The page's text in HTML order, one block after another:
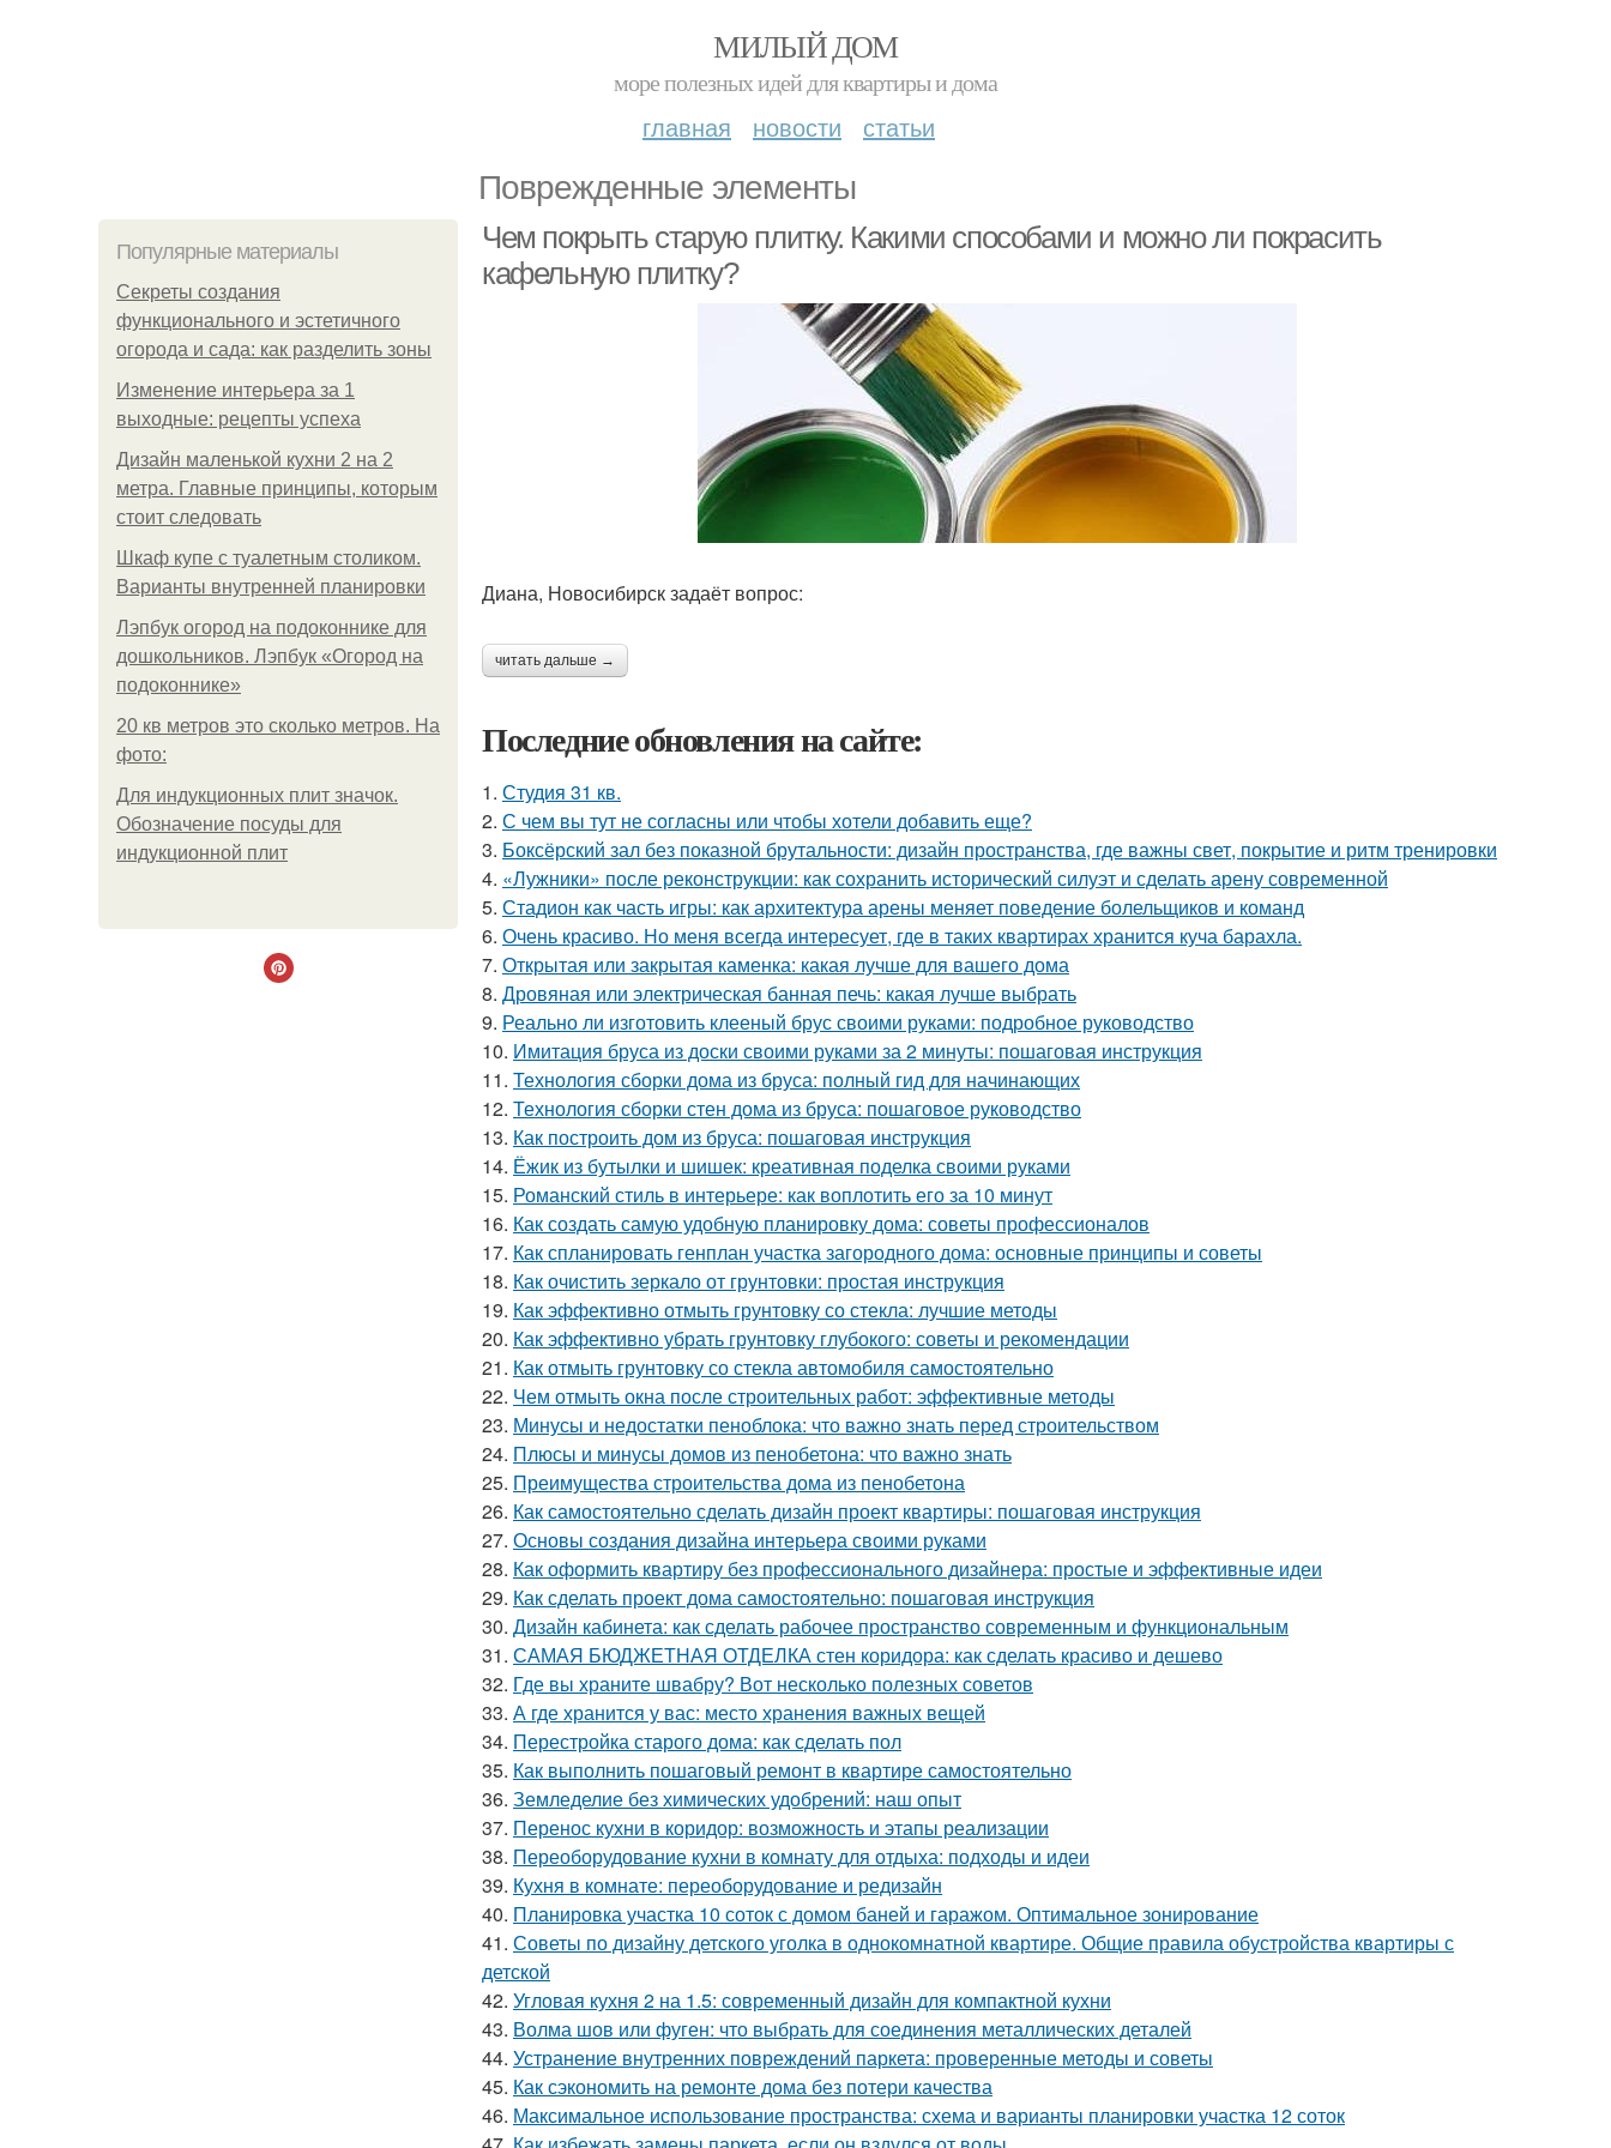
МИЛЫЙ ДОМ
море полезных идей для квартиры и дома
главная новости статьи
Поврежденные элементы
Популярные материалы
Секреты создания
функционального и эстетичного
огорода и сада: как разделить зоны
Изменение интерьера за 1
выходные: рецепты успеха
Дизайн маленькой кухни 2 на 2
метра. Главные принципы, которым
стоит следовать
Шкаф купе с туалетным столиком.
Варианты внутренней планировки
Лэпбук огород на подоконнике для
дошкольников. Лэпбук «Огород на
подоконнике»
20 кв метров это сколько метров. На
фото:
Для индукционных плит значок.
Обозначение посуды для
индукционной плит
Чем покрыть старую плитку. Какими способами и можно ли покрасить
кафельную плитку?
Диана, Новосибирск задаёт вопрос:
читать дальше →
Последние обновления на сайте:
1. Студия 31 кв.
2. С чем вы тут не согласны или чтобы хотели добавить еще?
3. Боксёрский зал без показной брутальности: дизайн пространства, где важны свет, покрытие и ритм тренировки
4. «Лужники» после реконструкции: как сохранить исторический силуэт и сделать арену современной
5. Стадион как часть игры: как архитектура арены меняет поведение болельщиков и команд
6. Очень красиво. Но меня всегда интересует, где в таких квартирах хранится куча барахла.
7. Открытая или закрытая каменка: какая лучше для вашего дома
8. Дровяная или электрическая банная печь: какая лучше выбрать
9. Реально ли изготовить клееный брус своими руками: подробное руководство
10. Имитация бруса из доски своими руками за 2 минуты: пошаговая инструкция
11. Технология сборки дома из бруса: полный гид для начинающих
12. Технология сборки стен дома из бруса: пошаговое руководство
13. Как построить дом из бруса: пошаговая инструкция
14. Ёжик из бутылки и шишек: креативная поделка своими руками
15. Романский стиль в интерьере: как воплотить его за 10 минут
16. Как создать самую удобную планировку дома: советы профессионалов
17. Как спланировать генплан участка загородного дома: основные принципы и советы
18. Как очистить зеркало от грунтовки: простая инструкция
19. Как эффективно отмыть грунтовку со стекла: лучшие методы
20. Как эффективно убрать грунтовку глубокого: советы и рекомендации
21. Как отмыть грунтовку со стекла автомобиля самостоятельно
22. Чем отмыть окна после строительных работ: эффективные методы
23. Минусы и недостатки пеноблока: что важно знать перед строительством
24. Плюсы и минусы домов из пенобетона: что важно знать
25. Преимущества строительства дома из пенобетона
26. Как самостоятельно сделать дизайн проект квартиры: пошаговая инструкция
27. Основы создания дизайна интерьера своими руками
28. Как оформить квартиру без профессионального дизайнера: простые и эффективные идеи
29. Как сделать проект дома самостоятельно: пошаговая инструкция
30. Дизайн кабинета: как сделать рабочее пространство современным и функциональным
31. САМАЯ БЮДЖЕТНАЯ ОТДЕЛКА стен коридора: как сделать красиво и дешево
32. Где вы храните швабру? Вот несколько полезных советов
33. А где хранится у вас: место хранения важных вещей
34. Перестройка старого дома: как сделать пол
35. Как выполнить пошаговый ремонт в квартире самостоятельно
36. Земледелие без химических удобрений: наш опыт
37. Перенос кухни в коридор: возможность и этапы реализации
38. Переоборудование кухни в комнату для отдыха: подходы и идеи
39. Кухня в комнате: переоборудование и редизайн
40. Планировка участка 10 соток с домом баней и гаражом. Оптимальное зонирование
41. Советы по дизайну детского уголка в однокомнатной квартире. Общие правила обустройства квартиры с
детской
42. Угловая кухня 2 на 1.5: современный дизайн для компактной кухни
43. Волма шов или фуген: что выбрать для соединения металлических деталей
44. Устранение внутренних повреждений паркета: проверенные методы и советы
45. Как сэкономить на ремонте дома без потери качества
46. Максимальное использование пространства: схема и варианты планировки участка 12 соток